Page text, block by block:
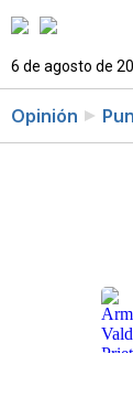
6 de agosto de
Opinión